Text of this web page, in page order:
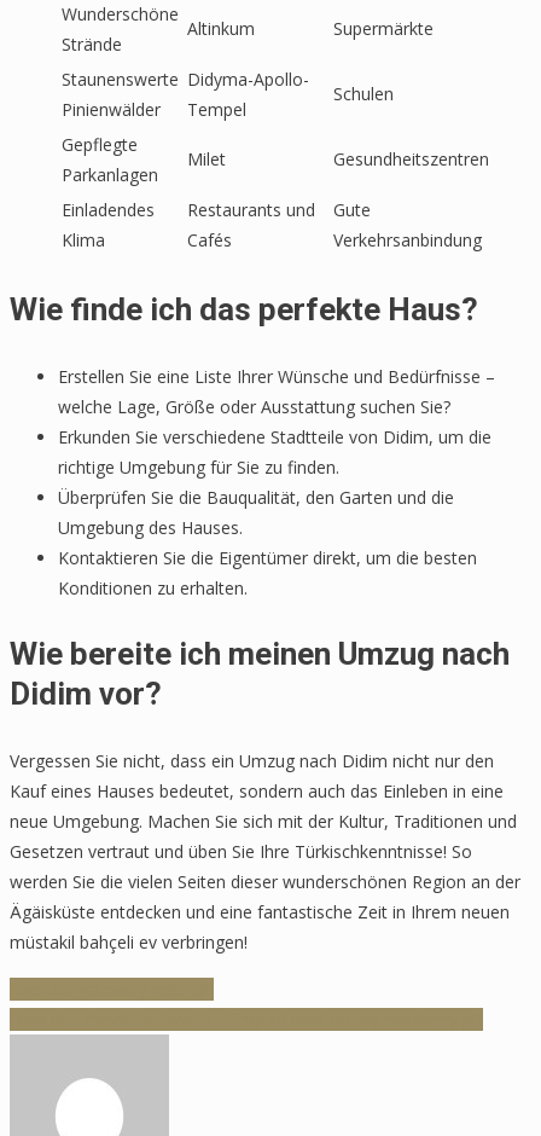
Wunderschöne
Strände
Altinkum Supermärkte
Staunenswerte
Pinienwälder
Didyma-Apollo-
Tempel
Schulen
Gepflegte
Parkanlagen
Milet Gesundheitszentren
Einladendes
Klima
Restaurants und
Cafés
Gute
Verkehrsanbindung
Wie finde ich das perfekte Haus?
Erstellen Sie eine Liste Ihrer Wünsche und Bedürfnisse –
welche Lage, Größe oder Ausstattung suchen Sie?
Erkunden Sie verschiedene Stadtteile von Didim, um die
richtige Umgebung für Sie zu finden.
Überprüfen Sie die Bauqualität, den Garten und die
Umgebung des Hauses.
Kontaktieren Sie die Eigentümer direkt, um die besten
Konditionen zu erhalten.
Wie bereite ich meinen Umzug nach
Didim vor?
Vergessen Sie nicht, dass ein Umzug nach Didim nicht nur den
Kauf eines Hauses bedeutet, sondern auch das Einleben in eine
neue Umgebung. Machen Sie sich mit der Kultur, Traditionen und
Gesetzen vertraut und üben Sie Ihre Türkischkenntnisse! So
werden Sie die vielen Seiten dieser wunderschönen Region an der
Ägäisküste entdecken und eine fantastische Zeit in Ihrem neuen
müstakil bahçeli ev verbringen!
Inläggsnavigering